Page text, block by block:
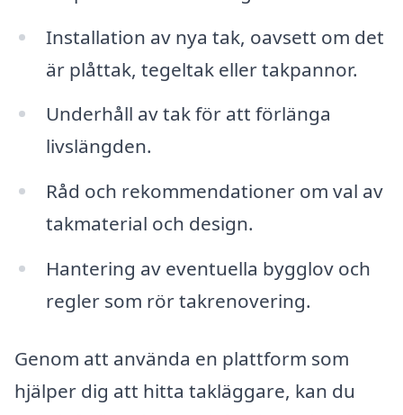
Installation av nya tak, oavsett om det
är plåttak, tegeltak eller takpannor.
Underhåll av tak för att förlänga
livslängden.
Råd och rekommendationer om val av
takmaterial och design.
Hantering av eventuella bygglov och
regler som rör takrenovering.
Genom att använda en plattform som
hjälper dig att hitta takläggare, kan du